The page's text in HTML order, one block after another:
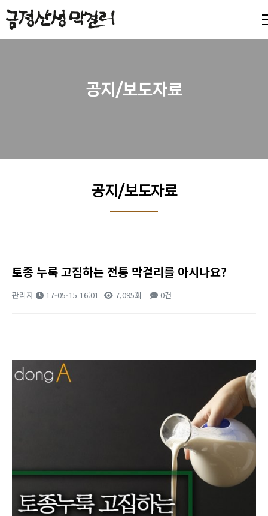
공지/보도자료
공지/보도자료
토종 누룩 고집하는 전통 막걸리를 아시나요?
관리자 17-05-15 16:01 7,095회 0건